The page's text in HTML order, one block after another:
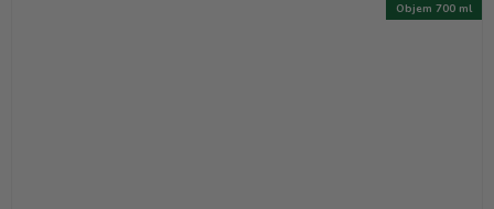
Objem 700 ml